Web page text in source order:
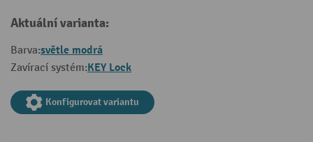
Aktuální varianta:
Barva:světle modrá
Zavírací systém:KEY Lock
Konfigurovat variantu